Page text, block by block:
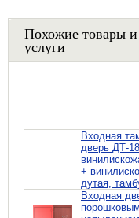
Похожие товары и
услуги
Входная
дверь ДТ-
+
дутая,
Входная
порошковым